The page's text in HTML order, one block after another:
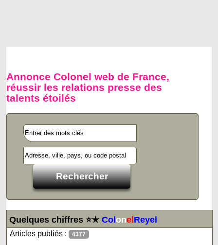
Annonce Colonel web de France,
réussir les relations presse des
talents étoilés
Quelques chiffres ⭐★ColonelReyel
Articles publiés : 4377